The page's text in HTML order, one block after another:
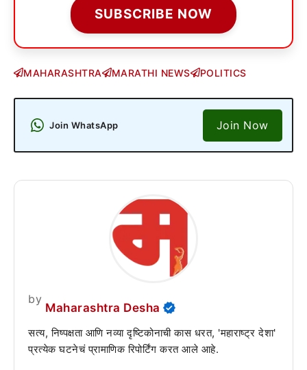
SUBSCRIBE NOW
MAHARASHTRA MARATHI NEWS POLITICS
Join WhatsApp Join Now
by
Maharashtra Desha
सत्य, निष्पक्षता आणि नव्या दृष्टिकोनाची कास धरत, 'महाराष्ट्र देशा'
प्रत्येक घटनेचं प्रामाणिक रिपोर्टिंग करत आले आहे.